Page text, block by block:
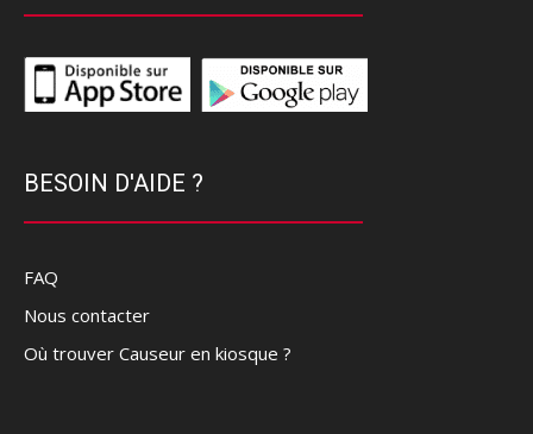
BESOIN D'AIDE ?
FAQ
Nous contacter
Où trouver Causeur en kiosque ?